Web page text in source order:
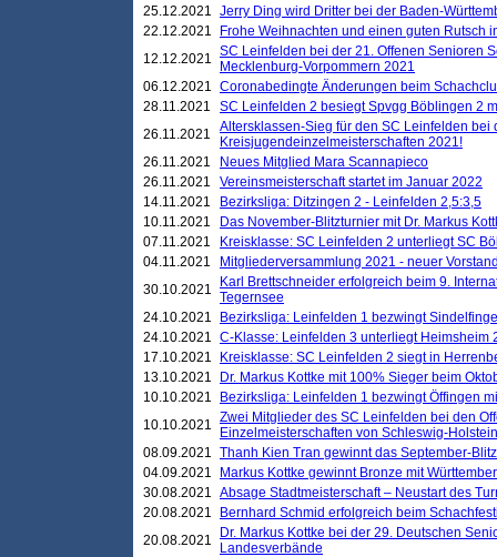
25.12.2021 Jerry Ding wird Dritter bei der Baden-
22.12.2021
Frohe Weihnachten und einen guten Rutsch
12.12.2021 SC Leinfelden bei der 21. Offenen Senioren
Mecklenburg-Vorpommern 2021
06.12.2021 Coronabedingte Änderungen beim
28.11.2021
SC Leinfelden 2 besiegt Spvgg Böblingen 2
26.11.2021
Altersklassen-Sieg für den SC Leinfelden bei
Kreisjugendeinzelmeisterschaften 2021!
26.11.2021
Neues Mitglied Mara Scannapieco
26.11.2021
Vereinsmeisterschaft startet im Januar 2022
14.11.2021
Bezirksliga: Ditzingen 2 - Leinfelden 2,5:3,5
10.11.2021
Das November-Blitzturnier mit Dr. Markus
07.11.2021
Kreisklasse: SC Leinfelden 2 unterliegt SC
04.11.2021
Mitgliederversammlung 2021 - neuer
30.10.2021
Karl Brettschneider erfolgreich beim 9.
Tegernsee
24.10.2021
Bezirksliga: Leinfelden 1 bezwingt
24.10.2021 C-Klasse: Leinfelden 3 unterliegt Heimsheim
17.10.2021
Kreisklasse: SC Leinfelden 2 siegt in
13.10.2021
Dr. Markus Kottke mit 100% Sieger beim
10.10.2021
Bezirksliga: Leinfelden 1 bezwingt Öffingen
10.10.2021 Zwei Mitglieder des SC Leinfelden bei den
Einzelmeisterschaften von Schleswig-
08.09.2021 Thanh Kien Tran gewinnt das September-
04.09.2021
Markus Kottke gewinnt Bronze mit
30.08.2021 Absage Stadtmeisterschaft – Neustart des
20.08.2021
Bernhard Schmid erfolgreich beim
20.08.2021
Dr. Markus Kottke bei der 29. Deutschen
Landesverbände